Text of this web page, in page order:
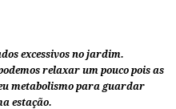
excessivos no jardim.
relaxar um pouco pois as
metabolismo para guardar
estação.